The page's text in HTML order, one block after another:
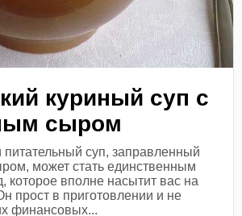
куриный суп с
сыром
питательный суп, заправленный
может стать единственным
которое вполне насытит вас на
прост в приготовлении и не
финансовых...